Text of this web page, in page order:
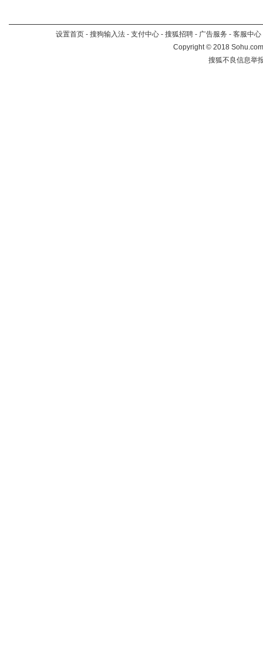
设置首页 - 搜狗输入法 - 支付中心 - 搜狐招聘 - 广告服务 - 客服中心
Copyright©2018
搜狐不良信息举